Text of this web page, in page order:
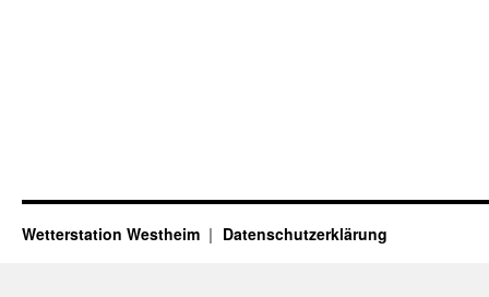
Wetterstation Westheim Datenschutzerklärung